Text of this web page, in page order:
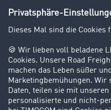
Unternehmen
Kunden werben Kunden
Success Stories
Karriere
Support